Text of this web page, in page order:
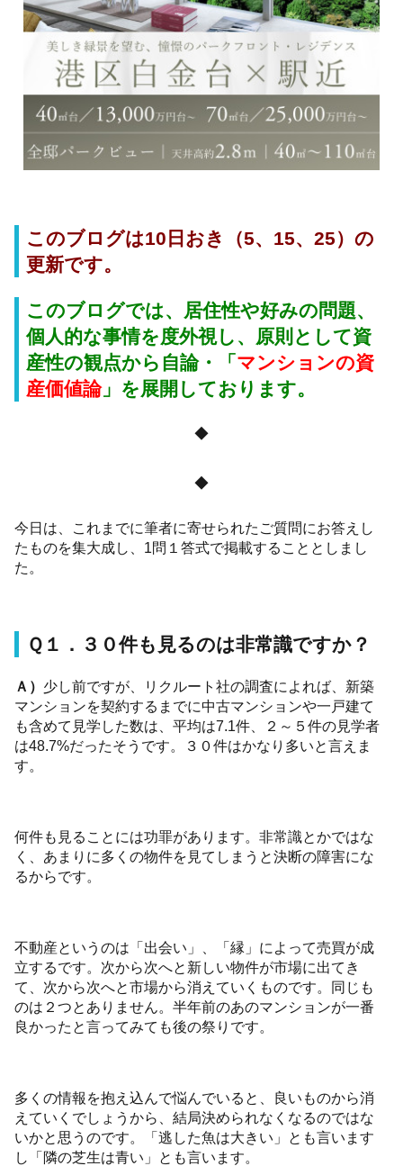
このブログは10日おき（5、15、25）の
更新です。
このブログでは、居住性や好みの問題、
個人的な事情を度外視し、原則として資
産性の観点から自論・「 マンションの資
産価値論」 を展開しております。
◆
◆
今日は、これまでに筆者に寄せられたご質問にお答えし
たものを集大成し、1問１答式で掲載することとしまし
た。
Ｑ１．３０件も見るのは非常識ですか？
Ａ） 少し前ですが、リクルート社の調査によれば、新築
マンションを契約するまでに中古マンションや一戸建て
も含めて見学した数は、平均は7.1件、２～５件の見学者
は48.7%だったそうです。３０件はかなり多いと言えま
す。
何件も見ることには功罪があります。非常識とかではな
く、あまりに多くの物件を見てしまうと決断の障害にな
るからです。
不動産というのは「出会い」、「縁」によって売買が成
立するです。次から次へと新しい物件が市場に出てき
て、次から次へと市場から消えていくものです。同じも
のは２つとありません。半年前のあのマンションが一番
良かったと言ってみても後の祭りです。
多くの情報を抱え込んで悩んでいると、良いものから消
えていくでしょうから、結局決められなくなるのではな
いかと思うのです。「逃した魚は大きい」とも言います
し「隣の芝生は青い」とも言います。